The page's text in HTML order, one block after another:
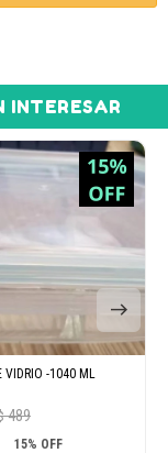
INTERESAR
VIDRIO -1040 ML
489
15% OFF